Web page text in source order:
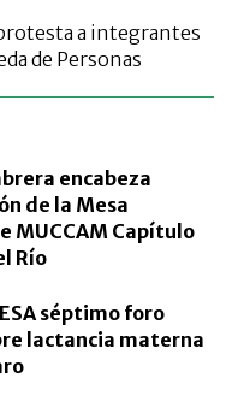
a integrantes
de Personas
encabeza
de la Mesa
MUCCAM Capítulo
Río
séptimo foro
lactancia materna